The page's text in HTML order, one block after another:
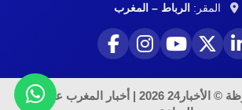
المقر:الرباط – المغرب
جميع الحقوق محفوظة © الأخبار24 2026 | أخبار المغرب على مدار